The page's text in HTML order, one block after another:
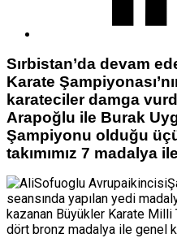
Sırbistan’da devam
Karate
karateciler damga
Arapoğlu ile Burak
Şampiyonu olduğu
takımımız 7 madalya
seansında yapılan yedi
kazanan Büyükler Karate Milli
dört bronz madalya ile genel